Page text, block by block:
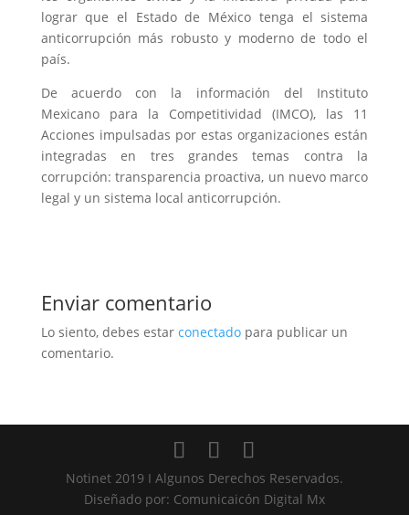
lograr que el Estado de México tenga el sistema
anticorrupción más robusto y moderno de todo el
país.
De acuerdo con la información del Instituto
Mexicano para la Competitividad (IMCO), las 11
Acciones impulsadas por estas organizaciones están
integradas en tres grandes temas contra la
corrupción: transparencia proactiva, un nuevo marco
legal y un sistema local anticorrupción.
Enviar comentario
Lo siento, debes estar conectadopara publicar un
comentario.
Notinet 2019 I Algunos Derechos Reservados.
Diseñado por: Comunicaicón Digital Mx